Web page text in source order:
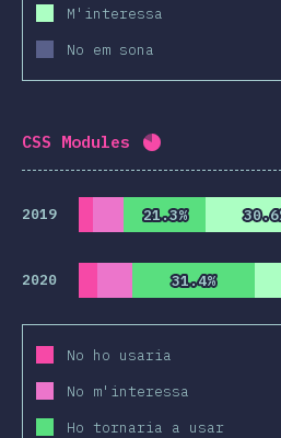
M'interessa
No em sona
CSS Modules Percentatge
2019 21.3%
21.3%
2020 31.4%
31.4%
No ho usaria
No m'interessa
Ho tornaria a usar